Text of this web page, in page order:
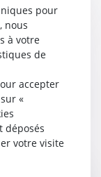
ou sexuel,
;
à pied, etc.) ;
de
etc.)
pour
nous
à votre
de
accepter
«
déposés
votre visite